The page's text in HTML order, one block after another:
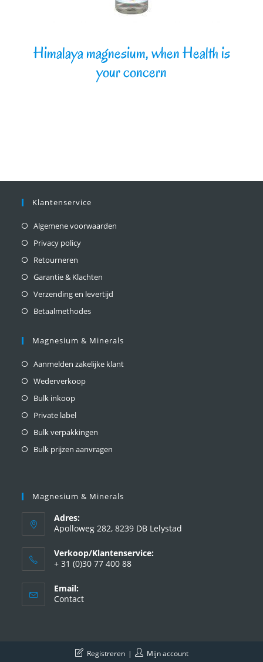
Himalaya magnesium, when Health is
your concern
Klantenservice
Algemene voorwaarden
Privacy policy
Retourneren
Garantie & Klachten
Verzending en levertijd
Betaalmethodes
Magnesium & Minerals
Aanmelden zakelijke klant
Wederverkoop
Bulk inkoop
Private label
Bulk verpakkingen
Bulk prijzen aanvragen
Magnesium & Minerals
Adres:
Apolloweg 282, 8239 DB Lelystad
Verkoop/Klantenservice:
+ 31 (0)30 77 400 88
Email:
Contact
Registreren Mijn account